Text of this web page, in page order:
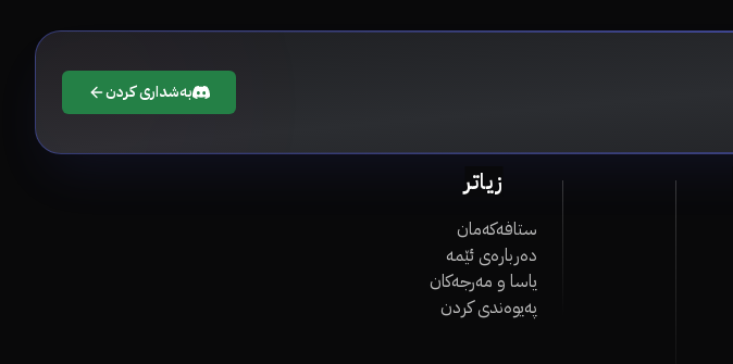
بەشداری کردن
زیاتر
ستافەکەمان
دەربارەی ئێمە
یاسا و مەرجەکان
پەیوەندی کردن